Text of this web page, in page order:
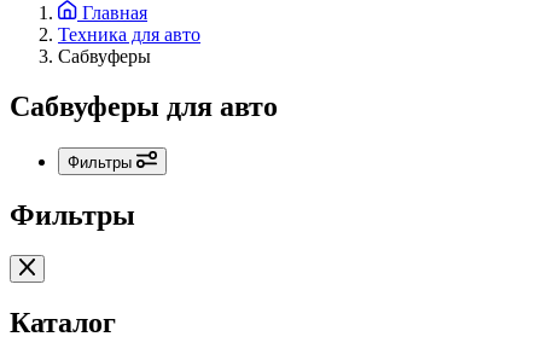
Главная
Техника для авто
Сабвуферы
Сабвуферы для авто
Фильтры
Фильтры
Каталог